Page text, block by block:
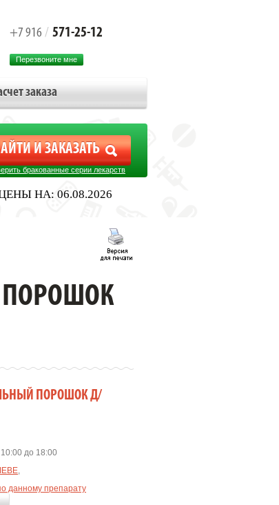
+7 916 / 571-25-12
Перезвоните мне
заказа
бракованные серии лекарств
НА: 06.08.2026
ПОРОШОК
ПОРОШОК Д/
до 18:00
,
данному препарату